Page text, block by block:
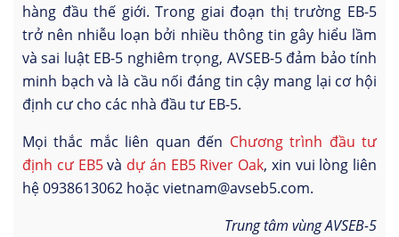
hàng đầu thế giới. Trong giai đoạn thị trường EB-5
trở nên nhiễu loạn bởi nhiều thông tin gây hiểu lầm
và sai luật EB-5 nghiêm trọng, AVSEB-5 đảm bảo tính
minh bạch và là cầu nối đáng tin cậy mang lại cơ hội
định cư cho các nhà đầu tư EB-5.
Mọi thắc mắc liên quan đến Chương trình đầu tư
định cư EB5và dự án EB5 River Oak, xin vui lòng liên
hệ 0938613062 hoặc vietnam@avseb5.com.
Trung tâm vùng AVSEB-5